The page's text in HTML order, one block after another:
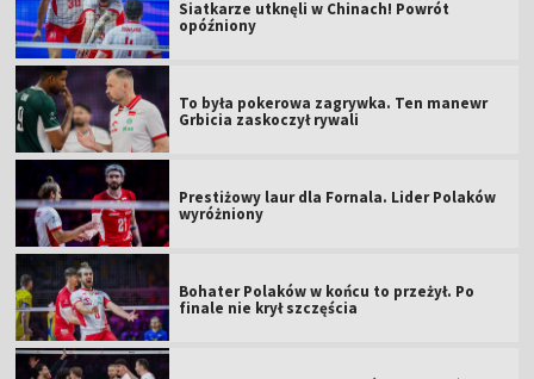
Siatkarze utknęli w Chinach! Powrót
opóźniony
To była pokerowa zagrywka. Ten manewr
Grbicia zaskoczył rywali
Prestiżowy laur dla Fornala. Lider Polaków
wyróżniony
Bohater Polaków w końcu to przeżył. Po
finale nie krył szczęścia